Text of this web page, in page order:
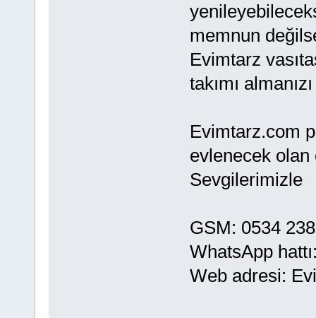
memnun
Evimtarz
takımı
Evimtarz.com
evlenecek
Sevgilerimizle
GSM: 0534
WhatsApp
Web adresi: